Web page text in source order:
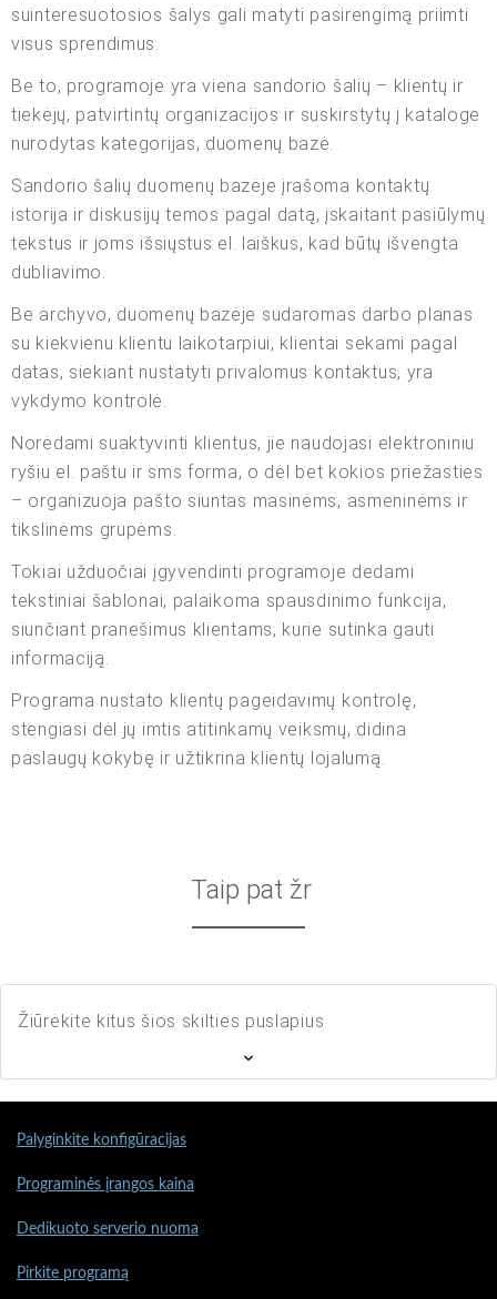
suinteresuotosios šalys gali matyti pasirengimą priimti
visus sprendimus.
Be to, programoje yra viena sandorio šalių – klientų ir
tiekėjų, patvirtintų organizacijos ir suskirstytų į kataloge
nurodytas kategorijas, duomenų bazė.
Sandorio šalių duomenų bazėje įrašoma kontaktų
istorija ir diskusijų temos pagal datą, įskaitant pasiūlymų
tekstus ir joms išsiųstus el. laiškus, kad būtų išvengta
dubliavimo.
Be archyvo, duomenų bazėje sudaromas darbo planas
su kiekvienu klientu laikotarpiui, klientai sekami pagal
datas, siekiant nustatyti privalomus kontaktus, yra
vykdymo kontrolė.
Norėdami suaktyvinti klientus, jie naudojasi elektroniniu
ryšiu el. paštu ir sms forma, o dėl bet kokios priežasties
– organizuoja pašto siuntas masinėms, asmeninėms ir
tikslinėms grupėms.
Tokiai užduočiai įgyvendinti programoje dedami
tekstiniai šablonai, palaikoma spausdinimo funkcija,
siunčiant pranešimus klientams, kurie sutinka gauti
informaciją.
Programa nustato klientų pageidavimų kontrolę,
stengiasi dėl jų imtis atitinkamų veiksmų, didina
paslaugų kokybę ir užtikrina klientų lojalumą.
Taip pat žr
Žiūrėkite kitus šios skilties puslapius
Palyginkite konfigūracijas
Programinės įrangos kaina
Dedikuoto serverio nuoma
Pirkite programą